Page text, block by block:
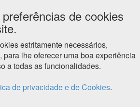
de cookies
estritamente necessários,
lhe oferecer uma boa experiência
a todas as funcionalidades.
de privacidade e de Cookies.